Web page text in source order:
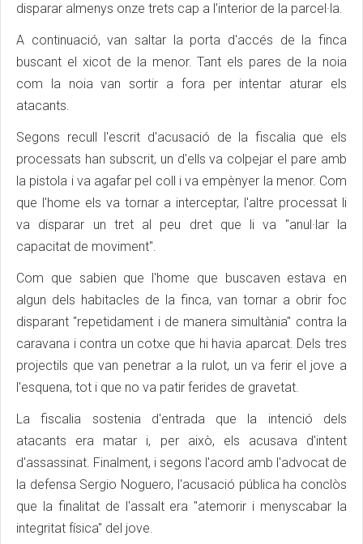
disparar almenys onze trets cap a l'interior de la parcel·la.
A continuació, van saltar la porta d'accés de la finca
buscant el xicot de la menor. Tant els pares de la noia
com la noia van sortir a fora per intentar aturar els
atacants.
Segons recull l'escrit d'acusació de la fiscalia que els
processats han subscrit, un d'ells va colpejar el pare amb
la pistola i va agafar pel coll i va empènyer la menor. Com
que l'home els va tornar a interceptar, l'altre processat li
va disparar un tret al peu dret que li va "anul·lar la
capacitat de moviment".
Com que sabien que l'home que buscaven estava en
algun dels habitacles de la finca, van tornar a obrir foc
disparant "repetidament i de manera simultània" contra la
caravana i contra un cotxe que hi havia aparcat. Dels tres
projectils que van penetrar a la rulot, un va ferir el jove a
l'esquena, tot i que no va patir ferides de gravetat.
La fiscalia sostenia d'entrada que la intenció dels
atacants era matar i, per això, els acusava d'intent
d'assassinat. Finalment, i segons l'acord amb l'advocat de
la defensa Sergio Noguero, l'acusació pública ha conclòs
que la finalitat de l'assalt era "atemorir i menyscabar la
integritat física" del jove.